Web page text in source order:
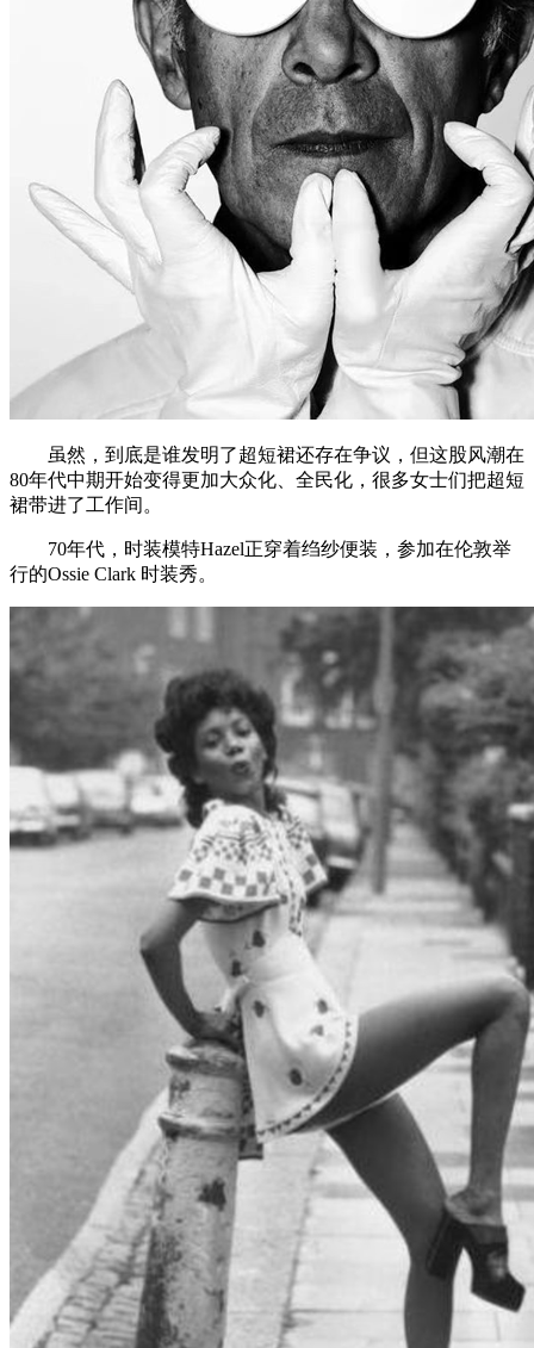
虽然，到底是谁发明了超短裙还存在争议，但这股风潮在
80年代中期开始变得更加大众化、全民化，很多女士们把超短
裙带进了工作间。
70年代，时装模特Hazel正穿着绉纱便装，参加在伦敦举
行的Ossie Clark 时装秀。